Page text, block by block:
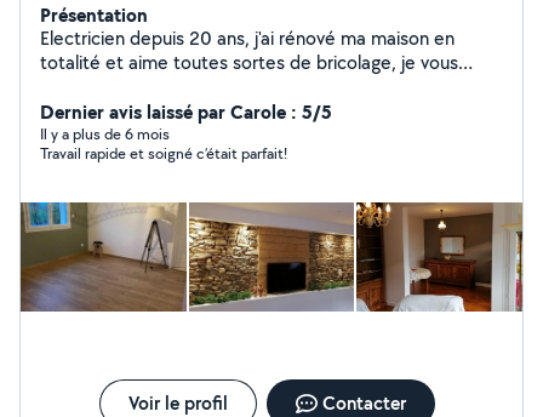
Présentation
Electricien depuis 20 ans, j'ai rénové ma maison en
totalité et aime toutes sortes de bricolage, je vous
Electricité, pose de parquet et de lame PVC clipsable.
Pose de fibre de verre, papier peint et peinture.
Montage de meubles etc...
Dernier avis laissé par Carole : 5/5
Il y a plus de 6 mois
Travail rapide et soigné c’était parfait!
Voir le profil Contacter